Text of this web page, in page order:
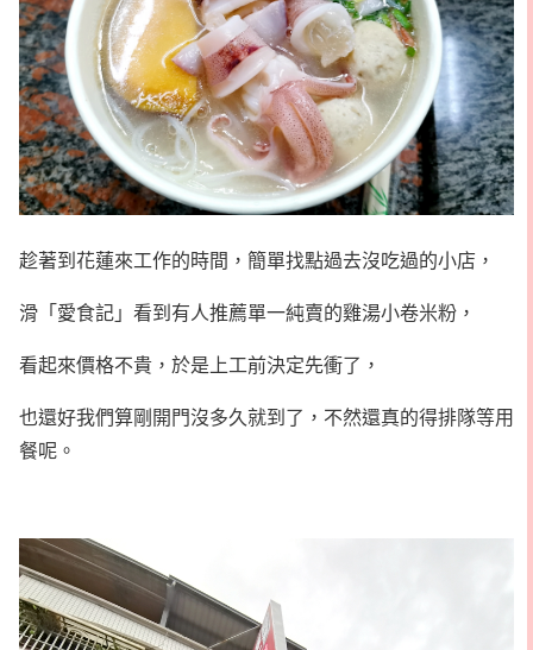
趁著到花蓮來工作的時間，簡單找點過去沒吃過的小店，
滑「愛食記」看到有人推薦單一純賣的雞湯小卷米粉，
看起來價格不貴，於是上工前決定先衝了，
也還好我們算剛開門沒多久就到了，不然還真的得排隊等用
餐呢。